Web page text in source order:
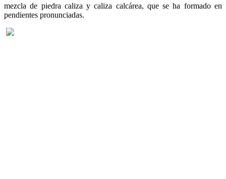
mezcla de piedra caliza y caliza calcárea, que se ha formado en
pendientes pronunciadas.